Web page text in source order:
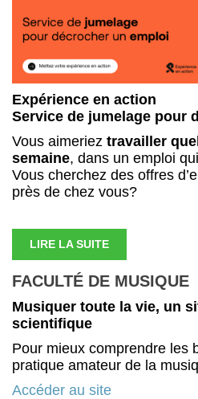
Expérience en action
Service de jumelage pour
Vous aimeriez travailler
semaine, dans un emploi
Vous cherchez des offres
près de chez vous?
LIRE LA SUITE
FACULTÉ DE MUSIQUE
Musiquer toute la vie, un
scientifique
Pour mieux comprendre les
pratique amateur de la
Accéder au site